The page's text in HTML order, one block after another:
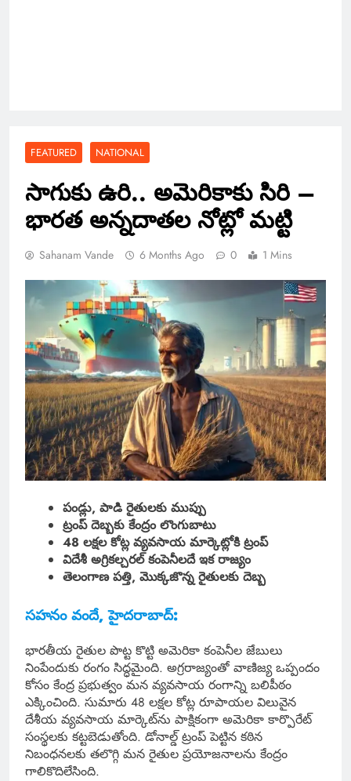
FEATURED NATIONAL
సాగుకు ఉరి.. అమెరికాకు సిరి –
భారత అన్నదాతల నోట్లో మట్టి
Sahanam Vande 6 Months Ago 0 1 Mins
పండ్లు, పాడి రైతులకు ముప్పు
ట్రంప్ దెబ్బకు కేంద్రం లొంగుబాటు
48 లక్షల కోట్ల వ్యవసాయ మార్కెట్లోకి ట్రంప్
విదేశీ అగ్రికల్చరల్ కంపెనీలదే ఇక రాజ్యం
తెలంగాణ పత్తి, మొక్కజొన్న రైతులకు దెబ్బ
సహనం వందే, హైదరాబాద్:
భారతీయ రైతుల పొట్ట కొట్టి అమెరికా కంపెనీల జేబులు
నింపేందుకు రంగం సిద్ధమైంది. అగ్రరాజ్యంతో వాణిజ్య ఒప్పందం
కోసం కేంద్ర ప్రభుత్వం మన వ్యవసాయ రంగాన్ని బలిపీఠం
ఎక్కించింది. సుమారు 48 లక్షల కోట్ల రూపాయల విలువైన
దేశీయ వ్యవసాయ మార్కెట్‌ను పాక్షికంగా అమెరికా కార్పొరేట్
సంస్థలకు కట్టబెడుతోంది. డోనాల్డ్ ట్రంప్ పెట్టిన కఠిన
నిబంధనలకు తలొగ్గి మన రైతుల ప్రయోజనాలను కేంద్రం
గాలికొదిలేసింది.